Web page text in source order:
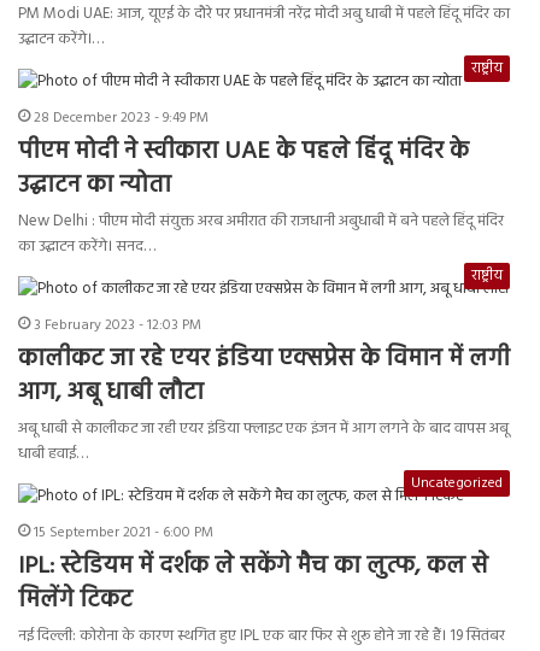
PM Modi UAE: आज, यूएई के दौरे पर प्रधानमंत्री नरेंद्र मोदी अबु धाबी में पहले हिंदू मंदिर का
उद्घाटन करेंगे।…
राष्ट्रीय
28 December 2023 - 9:49 PM
पीएम मोदी ने स्वीकारा UAE के पहले हिंदू मंदिर के
उद्घाटन का न्योता
New Delhi : पीएम मोदी संयुक्त अरब अमीरात की राजधानी अबुधाबी में बने पहले हिंदू मंदिर
का उद्घाटन करेंगे। सनद…
राष्ट्रीय
3 February 2023 - 12:03 PM
कालीकट जा रहे एयर इंडिया एक्सप्रेस के विमान में लगी
आग, अबू धाबी लौटा
अबू धाबी से कालीकट जा रही एयर इंडिया फ्लाइट एक इंजन में आग लगने के बाद वापस अबू
धाबी हवाई…
Uncategorized
15 September 2021 - 6:00 PM
IPL: स्टेडियम में दर्शक ले सकेंगे मैच का लुत्फ, कल से
मिलेंगे टिकट
नई दिल्ली: कोरोना के कारण स्थगित हुए IPL एक बार फिर से शुरू होने जा रहे हैं। 19 सितंबर